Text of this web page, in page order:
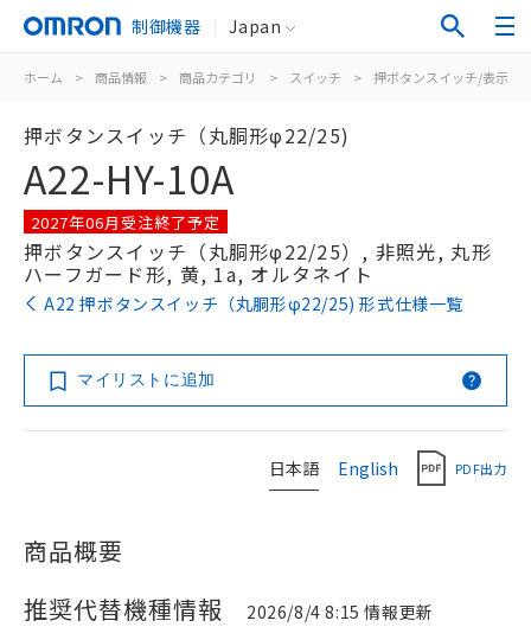
制御機器 Japan
ホーム > 商品情報 > 商品カテゴリ > スイッチ > 押ボタンスイッチ/表示灯
押ボタンスイッチ（丸胴形φ22/25)
A22-HY-10A
2027年06月受注終了予定
押ボタンスイッチ（丸胴形φ22/25）, 非照光, 丸形
ハーフガード形, 黄, 1a, オルタネイト
A22 押ボタンスイッチ（丸胴形φ22/25) 形式仕様一覧
マイリストに追加
日本語 English PDF出力
商品概要
推奨代替機種情報
2026/8/4 8:15 情報更新